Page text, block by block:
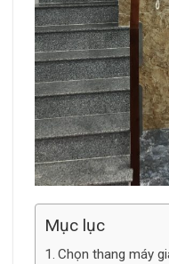
Mục lục
Chọn thang máy